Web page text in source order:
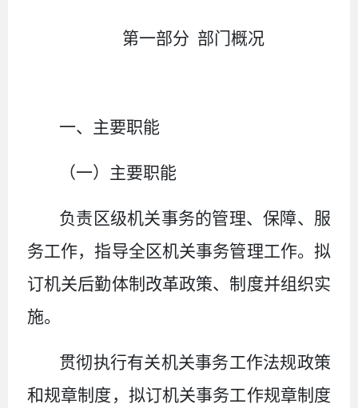
第一部分 部门概况
一、主要职能
（一）主要职能
负责区级机关事务的管理、保障、服
务工作，指导全区机关事务管理工作。拟
订机关后勤体制改革政策、制度并组织实
施。
贯彻执行有关机关事务工作法规政策
和规章制度，拟订机关事务工作规章制度